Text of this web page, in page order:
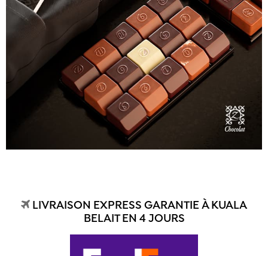
LIVRAISON EXPRESS GARANTIE À KUALA
BELAIT EN 4 JOURS